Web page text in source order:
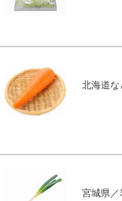
北海道
宮城県